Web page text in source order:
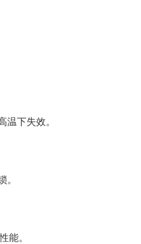
下失效。
。
能。